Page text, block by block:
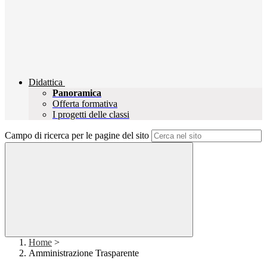
Didattica
Panoramica
Offerta formativa
I progetti delle classi
Campo di ricerca per le pagine del sito
Home >
Amministrazione Trasparente